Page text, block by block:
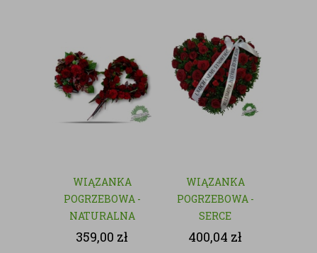
WIĄZANKA
POGRZEBOWA -
NATURALNA
359,00 zł
WIĄZANKA
POGRZEBOWA -
SERCE
400,04 zł